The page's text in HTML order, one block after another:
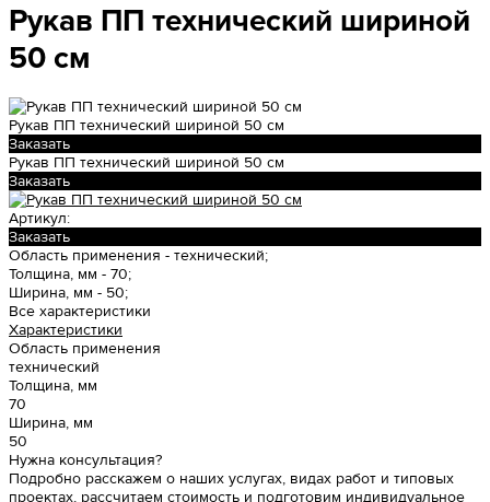
Рукав ПП технический шириной
50 см
Рукав ПП технический шириной 50 см
Заказать
Рукав ПП технический шириной 50 см
Заказать
Артикул:
Заказать
Область применения - технический;
Толщина, мм - 70;
Ширина, мм - 50;
Все характеристики
Характеристики
Область применения
технический
Толщина, мм
70
Ширина, мм
50
Нужна консультация?
Подробно расскажем о наших услугах, видах работ и типовых
проектах, рассчитаем стоимость и подготовим индивидуальное